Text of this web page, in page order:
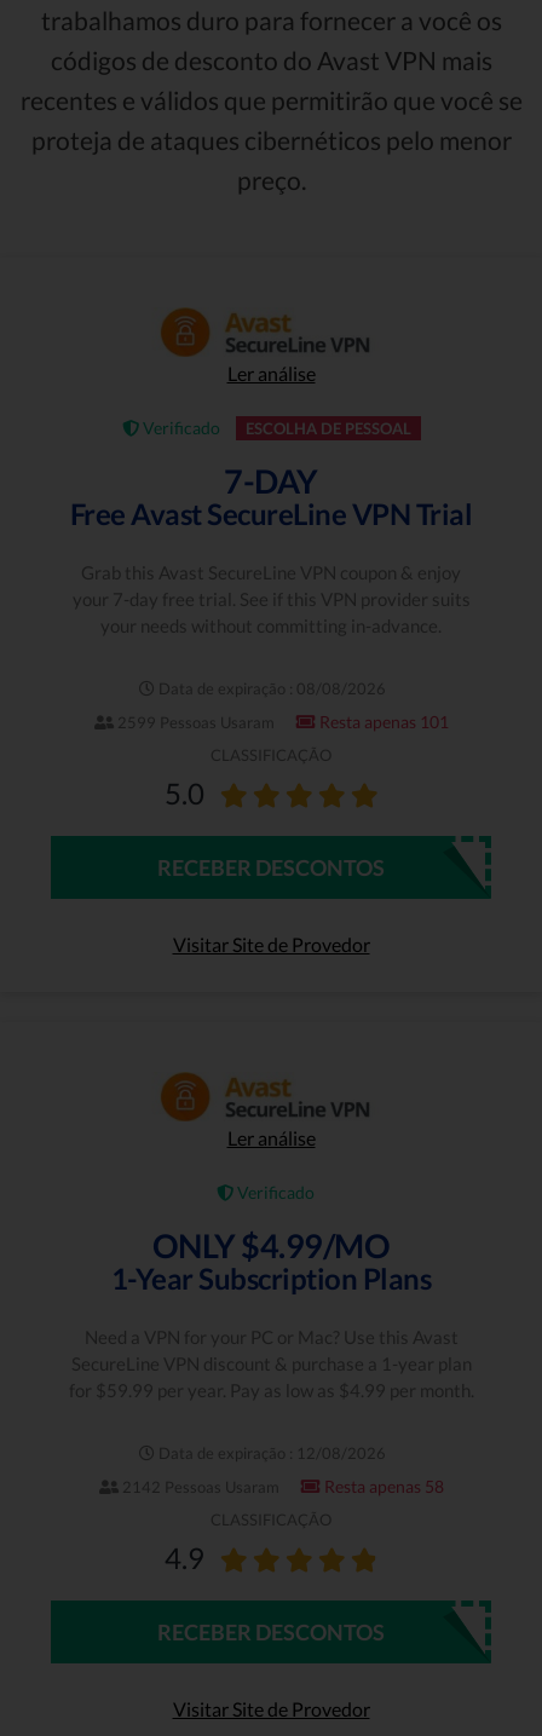
trabalhamos duro para fornecer a você os
códigos de desconto do Avast VPN mais
recentes e válidos que permitirão que você se
proteja de ataques cibernéticos pelo menor
preço.
Ler análise
Verificado ESCOLHA DE PESSOAL
7-DAY
Free Avast SecureLine VPN Trial
Grab this Avast SecureLine VPN coupon & enjoy
your 7-day free trial. See if this VPN provider suits
your needs without committing in-advance.
Data de expiração : 08/08/2026
2599 Pessoas Usaram
Resta apenas 101
CLASSIFICAÇÃO
5.0
RECEBER DESCONTOS
Visitar Site de Provedor
Ler análise
Verificado
ONLY $4.99/MO
1-Year Subscription Plans
Need a VPN for your PC or Mac? Use this Avast
SecureLine VPN discount & purchase a 1-year plan
for $59.99 per year. Pay as low as $4.99 per month.
Data de expiração : 12/08/2026
2142 Pessoas Usaram
Resta apenas 58
CLASSIFICAÇÃO
4.9
RECEBER DESCONTOS
Visitar Site de Provedor